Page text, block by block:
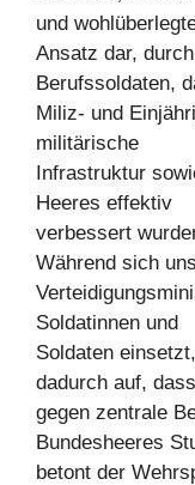
und
Ansatz dar,
Berufssoldaten,
Miliz- und
militärische
Infrastruktur
Heeres effektiv
verbessert
Während sich
Soldatinnen und
Soldaten
dadurch auf,
gegen zentrale
Bundesheeres
betont der